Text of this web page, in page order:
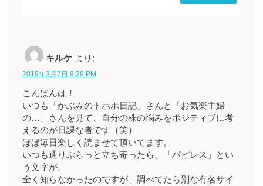
キルケ より:
2019年3月7日 9:29 PM
こんばんは！
いつも「かぶみのトホホ日記」さんと「お気楽主婦
の…」さんを見て、自分の株の悩みをポジティブに考
えるのが日課な者です（笑）
ほぼ毎日楽しく読ませて頂いてます。
いつも通りぶらっと立ち寄ったら、「パピレス」とい
う文字が。
全く知らなかったのですが、調べてたら別な有名サイ